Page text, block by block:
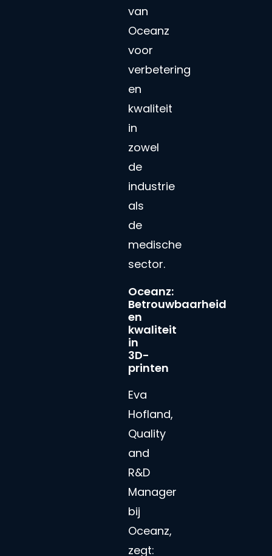
van
Oceanz
voor
verbetering
en
kwaliteit
in
zowel
de
industrie
als
de
medische
sector.
Oceanz:
Betrouwbaarheid
en
kwaliteit
in
3D-
printen
Eva
Hofland,
Quality
and
R&D
Manager
bij
Oceanz,
zegt: